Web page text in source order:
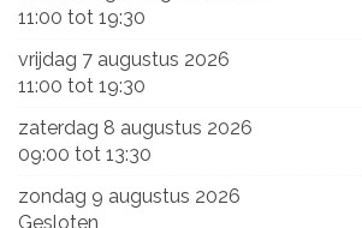
11:00 tot 19:30
vrijdag 7 augustus 2026
11:00 tot 19:30
zaterdag 8 augustus 2026
09:00 tot 13:30
zondag 9 augustus 2026
Gesloten